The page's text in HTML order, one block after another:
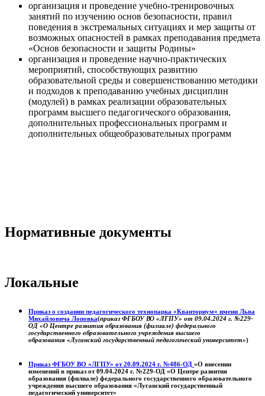
организация и проведение учебно-тренировочных
занятий по изучению основ безопасности, правил
поведения в экстремальных ситуациях и мер защиты от
возможных опасностей в рамках преподавания предмета
«Основ безопасности и защиты Родины»
организация и проведение научно-практических
мероприятий, способствующих развитию
образовательной среды и совершенствованию методики
и подходов к преподаванию учебных дисциплин
(модулей) в рамках реализации образовательных
программ высшего педагогического образования,
дополнительных профессиональных программ и
дополнительных общеобразовательных программ
Нормативные документы
Локальные
Приказ о создании педагогического технопарка «Кванториум» имени Льва
Михайловича Лоповка(приказ ФГБОУ ВО «ЛГПУ» от 09.04.2024 г. №229-
ОД «О Центре развития образования (филиале) федерального
государственного образовательного учреждения высшего
образования «Луганский государственный педагогический университет»)
Приказ ФГБОУ ВО «ЛГПУ» от 20.09.2024 г. №486-ОД «О внесении
изменений в приказ от 09.04.2024 г. №229-ОД «О Центре развития
образования (филиале) федерального государственного образовательного
учреждения высшего образования «Луганский государственный
педагогический университет»